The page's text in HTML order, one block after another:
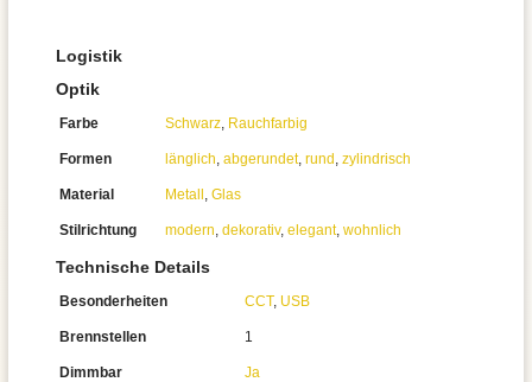
Logistik
Optik
Farbe Schwarz, Rauchfarbig
Formen länglich, abgerundet, rund , zylindrisch
Material Metall , Glas
Stilrichtung modern, dekorativ, elegant, wohnlich
Technische Details
Besonderheiten CCT, USB
Brennstellen 1
Dimmbar Ja